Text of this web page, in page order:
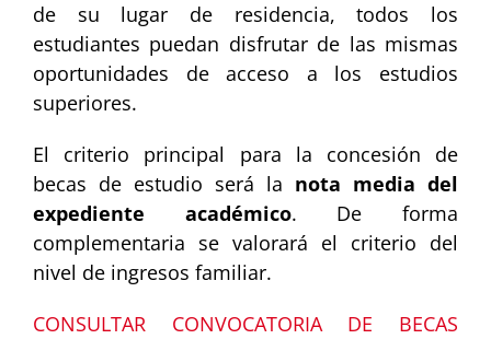
de su lugar de residencia, todos los
estudiantes puedan disfrutar de las mismas
oportunidades de acceso a los estudios
superiores.
El criterio principal para la concesión de
becas de estudio será la nota media del
expediente académico. De forma
complementaria se valorará el criterio del
nivel de ingresos familiar.
CONSULTAR CONVOCATORIA DE BECAS